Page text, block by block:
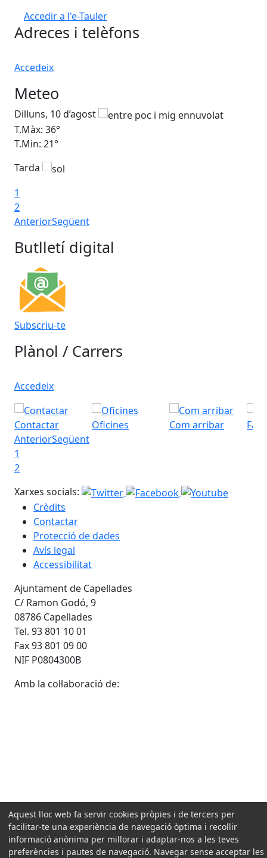
Accedir a l'e-Tauler
Adreces i telèfons
Accedeix
Meteo
Dilluns, 10 d’agost
T.Màx: 36°
T.Min: 21°
Tarda
1
2
AnteriorSegüent
Butlletí digital
Subscriu-te
Plànol / Carrers
Accedeix
Contactar Oficines Com arribar
AnteriorSegüent
1
2
Xarxes socials:
Crèdits
Contactar
Protecció de dades
Avís legal
Accessibilitat
Ajuntament de Capellades
C/ Ramon Godó, 9
08786 Capellades
Tel. 93 801 10 01
Fax 93 801 09 00
NIF P0804300B
Amb la col·laboració de:
Aquest lloc web fa servir cookies pròpies i de tercers per
facilitar-te una experiència de navegació òptima i recollir
informació anònima per millorar i adaptar-nos a les teves
preferències i pautes de navegació. Navegar sense acceptar les